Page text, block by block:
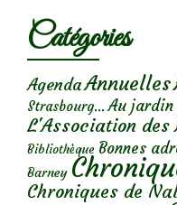
Catégories
AgendaAnnuelles
Strasbourg... Au jardin
L'Association des
Bibliothèque Bonnes
Barney
Chroniques de